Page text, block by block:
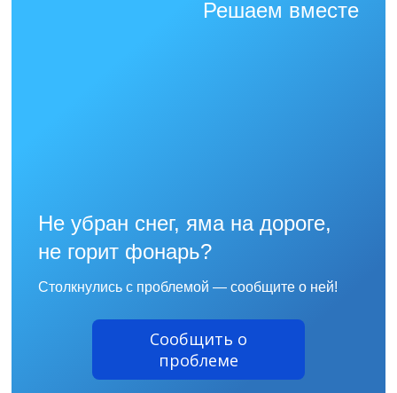
Решаем вместе
Не убран снег, яма на дороге,
не горит фонарь?
Столкнулись с проблемой — сообщите о ней!
Сообщить о
проблеме